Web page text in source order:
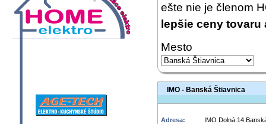
ešte nie je členom
lepšie ceny
Mesto
IMO - Banská Štiavnica
Adresa: IMO Dolná 14